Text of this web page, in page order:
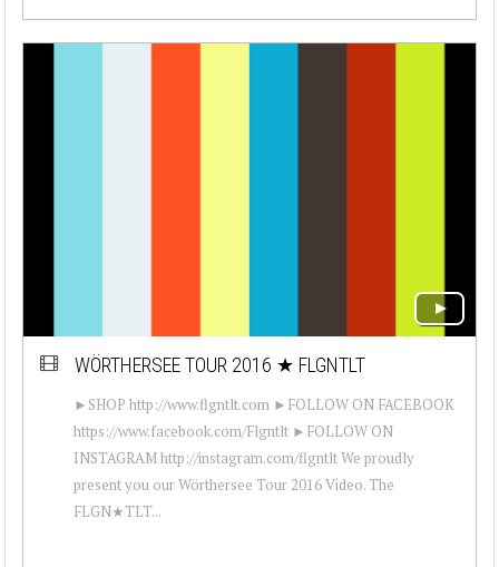
WÖRTHERSEE TOUR 2016 ★ FLGNTLT
►SHOP http://www.flgntlt.com ►FOLLOW ON FACEBOOK
https://www.facebook.com/Flgntlt ►FOLLOW ON
INSTAGRAM http://instagram.com/flgntlt We proudly
present you our Wörthersee Tour 2016 Video. The
FLGN★TLT...